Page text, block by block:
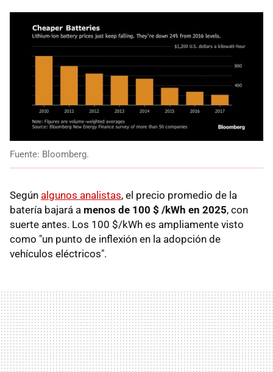
Fuente: Bloomberg.
Según algunos analistas, el precio promedio de la
batería bajará a menos de 100 $ /kWh en 2025, con
suerte antes. Los 100 $/kWh es ampliamente visto
como "un punto de inflexión en la adopción de
vehículos eléctricos".